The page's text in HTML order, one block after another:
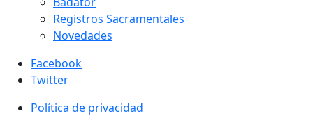
Registros Sacramentales
Novedades
Facebook
Twitter
Política de privacidad